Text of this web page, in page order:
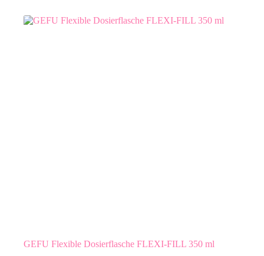
GEFU Flexible Dosierflasche FLEXI-FILL 350 ml